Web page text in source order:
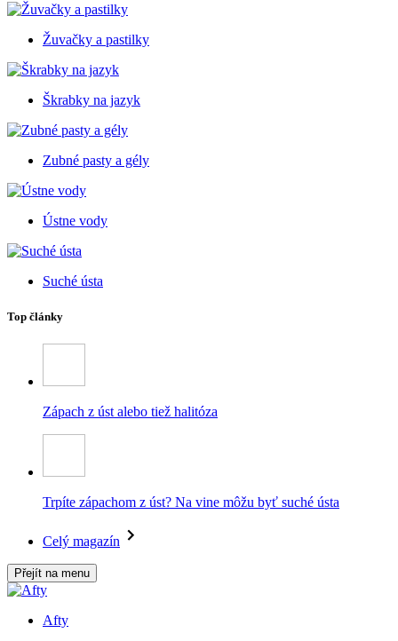
Žuvačky a pastilky
Škrabky na jazyk
Zubné pasty a gély
Ústne vody
Suché ústa
Top články
Zápach z úst alebo tiež halitóza
Trpíte zápachom z úst? Na vine môžu byť suché ústa
Celý magazín
Přejít na menu
Afty